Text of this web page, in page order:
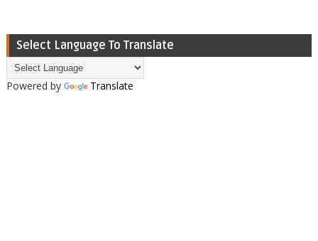
Select Language To Translate
Powered by Translate